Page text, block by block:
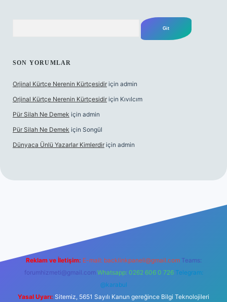
SON YORUMLAR
Orjinal Kürtçe Nerenin Kürtçesidir için admin
Orjinal Kürtçe Nerenin Kürtçesidir için Kıvılcım
Pür Silah Ne Demek için admin
Pür Silah Ne Demek için Songül
Dünyaca Ünlü Yazarlar Kimlerdir için admin
Reklam ve İletişim: E-mail: backlinkpaneli@gmail.com Teams:
forumhizmeti@gmail.com Whatsapp: 0262 606 0 726 Telegram:
@karabul
Yasal Uyarı: Sitemiz, 5651 Sayılı Kanun gereğince Bilgi Teknolojileri